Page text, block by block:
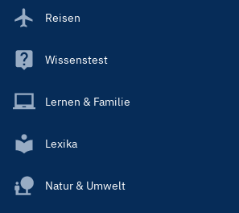
Reisen
Wissenstest
Lernen & Familie
Lexika
Natur & Umwelt